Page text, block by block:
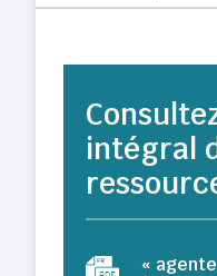
intégral
«